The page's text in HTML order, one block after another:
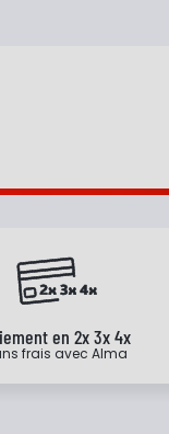
en 2x 3x 4x
frais avec Alma